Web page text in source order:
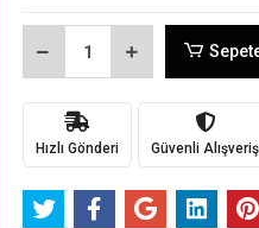
Hızlı Gönderi Güvenli Alışveriş